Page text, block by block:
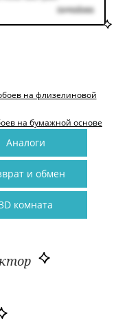
подробнее
на флизелиновой
на бумажной основе
Аналоги
и обмен
комната